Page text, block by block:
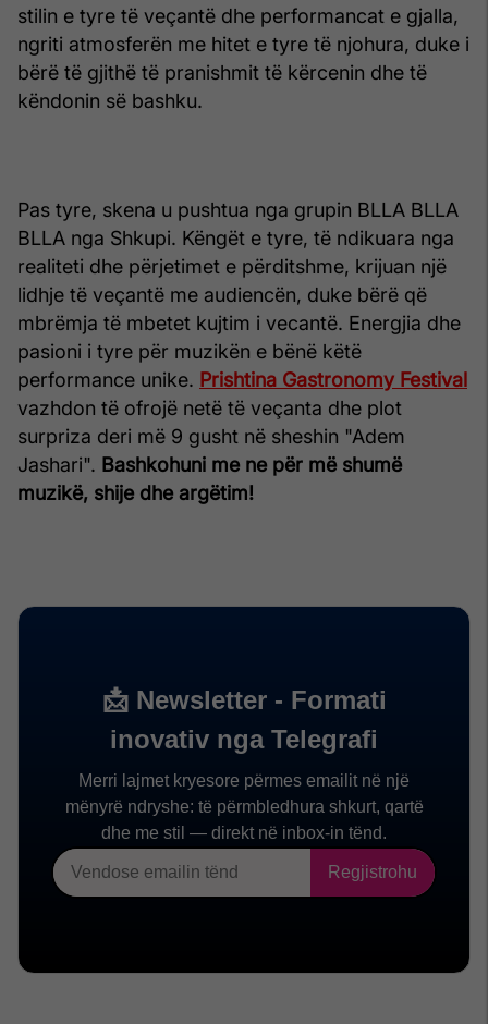
stilin e tyre të veçantë dhe performancat e gjalla,
ngriti atmosferën me hitet e tyre të njohura, duke i
bërë të gjithë të pranishmit të kërcenin dhe të
këndonin së bashku.
Pas tyre, skena u pushtua nga grupin BLLA BLLA
BLLA nga Shkupi. Këngët e tyre, të ndikuara nga
realiteti dhe përjetimet e përditshme, krijuan një
lidhje të veçantë me audiencën, duke bërë që
mbrëmja të mbetet kujtim i vecantë. Energjia dhe
pasioni i tyre për muzikën e bënë këtë
performance unike. Prishtina Gastronomy Festival
vazhdon të ofrojë netë të veçanta dhe plot
surpriza deri më 9 gusht në sheshin "Adem
Jashari". Bashkohuni me ne për më shumë
muzikë, shije dhe argëtim!